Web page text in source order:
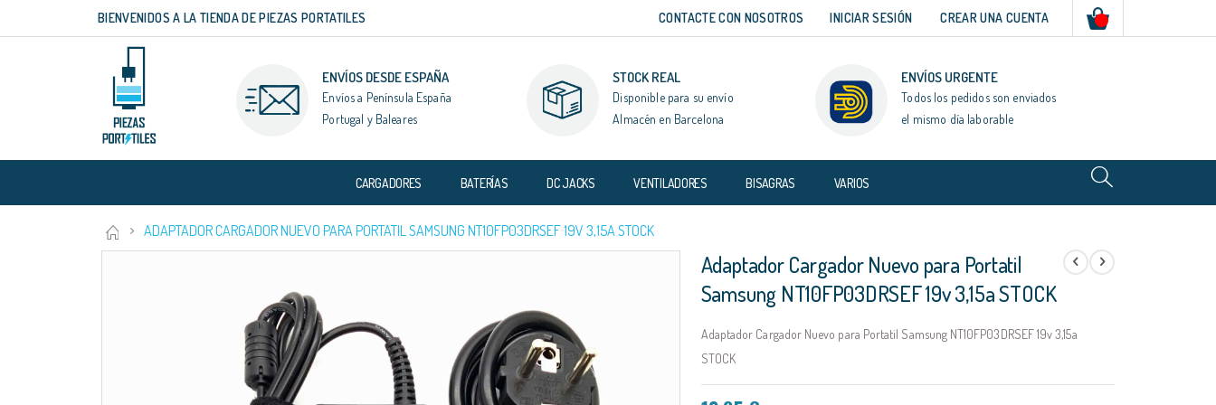
contenido
BIENVENIDOS A LA TIENDA DE PIEZAS PORTATILES CONTACTE CON NOSOTROS INICIAR SESIÓN CREAR UNA CUENTA
ENVÍOS DESDE ESPAÑA
Envíos a Península España
Portugal y Baleares
STOCK REAL
Disponible para su envío
Almacén en Barcelona
ENVÍOS URGENTE
Todos los pedidos son enviados
el mismo día laborable
CARGADORES BATERÍAS DC JACKS VENTILADORES BISAGRAS VARIOS
ADAPTADOR CARGADOR NUEVO PARA PORTATIL SAMSUNG NT10FP03DRSEF 19V 3,15A STOCK
Adaptador Cargador Nuevo para Portatil
Samsung NT10FP03DRSEF 19v 3,15a STOCK
Adaptador Cargador Nuevo para Portatil Samsung NT10FP03DRSEF 19v 3,15a
STOCK